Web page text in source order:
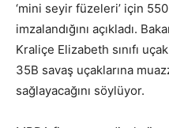
‘mini seyir füzeleri’ için
imzalandığını açıkladı.
Kraliçe Elizabeth sınıfı
35B savaş uçaklarına
sağlayacağını söylüyor.